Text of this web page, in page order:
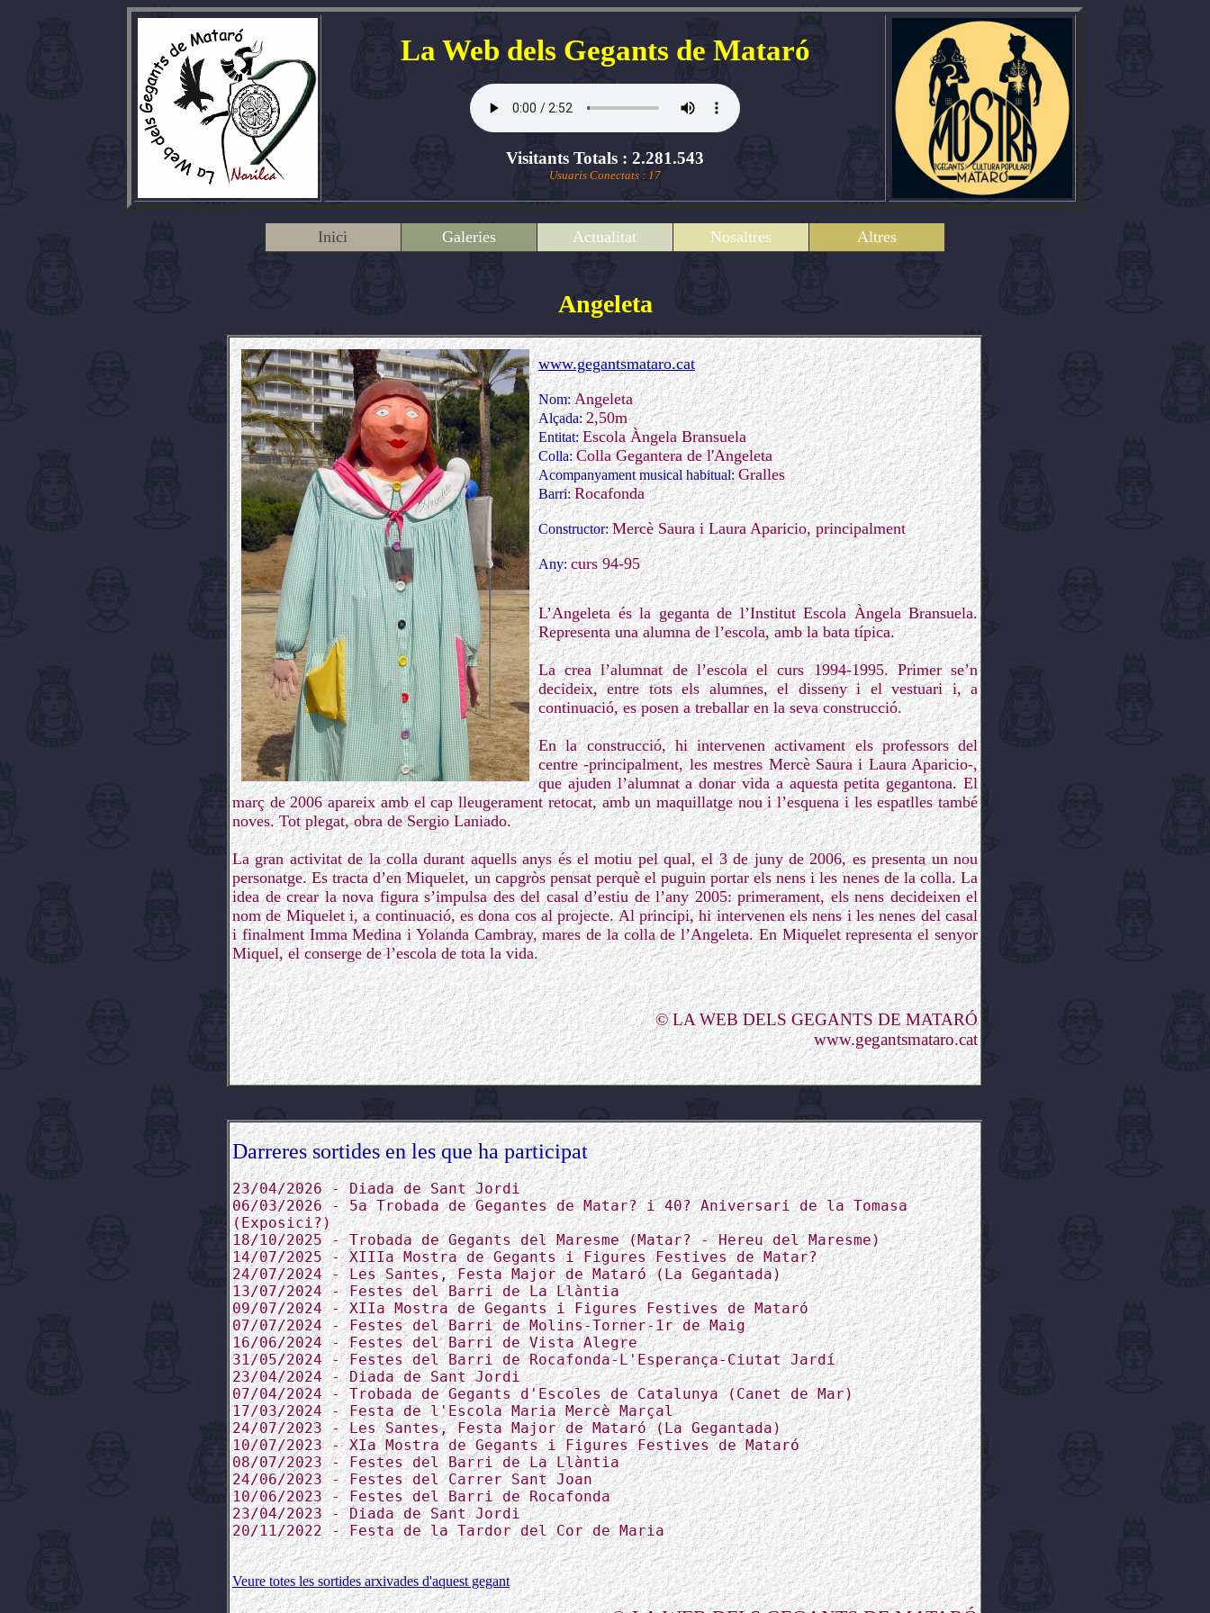
La Web dels Gegants de Mataró
Visitants Totals : 2.281.543
Usuaris Conectats : 17
Inici Galeries Actualitat Nosaltres Altres
Angeleta
www.gegantsmataro.cat
Nom:Angeleta
Alçada:2,50m
Entitat:Escola Àngela Bransuela
Colla:Colla Gegantera de l'Angeleta
Acompanyament musical habitual:Gralles
Barri:Rocafonda
Constructor:Mercè Saura i Laura Aparicio, principalment
Any:curs 94-95
L’Angeleta és la geganta de l’Institut Escola Àngela Bransuela.
Representa una alumna de l’escola, amb la bata típica.
La crea l’alumnat de l’escola el curs 1994-1995. Primer se’n
decideix, entre tots els alumnes, el disseny i el vestuari i, a
continuació, es posen a treballar en la seva construcció.
En la construcció, hi intervenen activament els professors del
centre -principalment, les mestres Mercè Saura i Laura Aparicio-,
que ajuden l’alumnat a donar vida a aquesta petita gegantona. El
març de 2006 apareix amb el cap lleugerament retocat, amb un maquillatge nou i l’esquena i les espatlles també
noves. Tot plegat, obra de Sergio Laniado.
La gran activitat de la colla durant aquells anys és el motiu pel qual, el 3 de juny de 2006, es presenta un nou
personatge. Es tracta d’en Miquelet, un capgròs pensat perquè el puguin portar els nens i les nenes de la colla. La
idea de crear la nova figura s’impulsa des del casal d’estiu de l’any 2005: primerament, els nens decideixen el
nom de Miquelet i, a continuació, es dona cos al projecte. Al principi, hi intervenen els nens i les nenes del casal
i finalment Imma Medina i Yolanda Cambray, mares de la colla de l’Angeleta. En Miquelet representa el senyor
Miquel, el conserge de l’escola de tota la vida.
© LA WEB DELS GEGANTS DE MATARÓ
www.gegantsmataro.cat
Darreres sortides en les que ha participat
23/04/2026 - Diada de Sant Jordi
06/03/2026 - 5a Trobada de Gegantes de Matar? i 40? Aniversari de la Tomasa
(Exposici?)
18/10/2025 - Trobada de Gegants del Maresme (Matar? - Hereu del Maresme)
14/07/2025 - XIIIa Mostra de Gegants i Figures Festives de Matar?
24/07/2024 - Les Santes, Festa Major de Mataró (La Gegantada)
13/07/2024 - Festes del Barri de La Llàntia
09/07/2024 - XIIa Mostra de Gegants i Figures Festives de Mataró
07/07/2024 - Festes del Barri de Molins-Torner-1r de Maig
16/06/2024 - Festes del Barri de Vista Alegre
31/05/2024 - Festes del Barri de Rocafonda-L'Esperança-Ciutat Jardí
23/04/2024 - Diada de Sant Jordi
07/04/2024 - Trobada de Gegants d'Escoles de Catalunya (Canet de Mar)
17/03/2024 - Festa de l'Escola Maria Mercè Marçal
24/07/2023 - Les Santes, Festa Major de Mataró (La Gegantada)
10/07/2023 - XIa Mostra de Gegants i Figures Festives de Mataró
08/07/2023 - Festes del Barri de La Llàntia
24/06/2023 - Festes del Carrer Sant Joan
10/06/2023 - Festes del Barri de Rocafonda
23/04/2023 - Diada de Sant Jordi
20/11/2022 - Festa de la Tardor del Cor de Maria
Veure totes les sortides arxivades d'aquest gegant